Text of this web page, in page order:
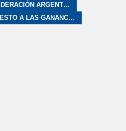
CONFEDERACIÓN ARGENTINA DE TRABAJADORES DEL TRANSPORTE
IMPUESTO A LAS GANANCIAS